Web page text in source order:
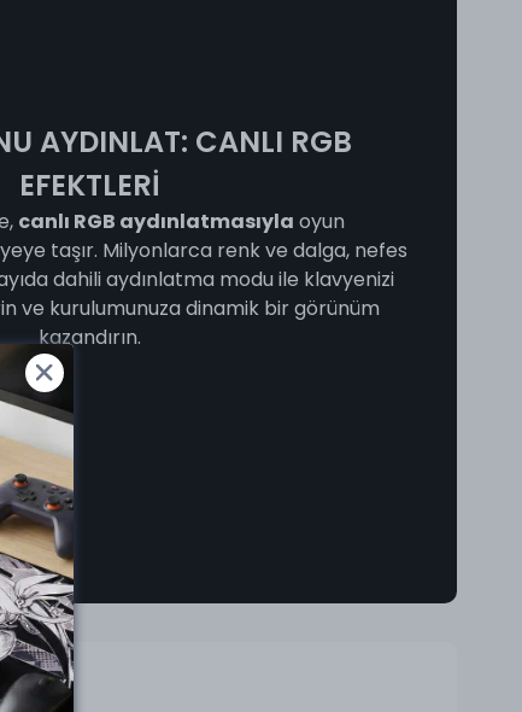
AYDINLAT: CANLI RGB
EFEKTLERİ
canlı RGB aydınlatmasıyla oyun
taşır. Milyonlarca renk ve dalga, nefes
dahili aydınlatma modu ile klavyenizi
ve kurulumunuza dinamik bir görünüm
kazandırın.